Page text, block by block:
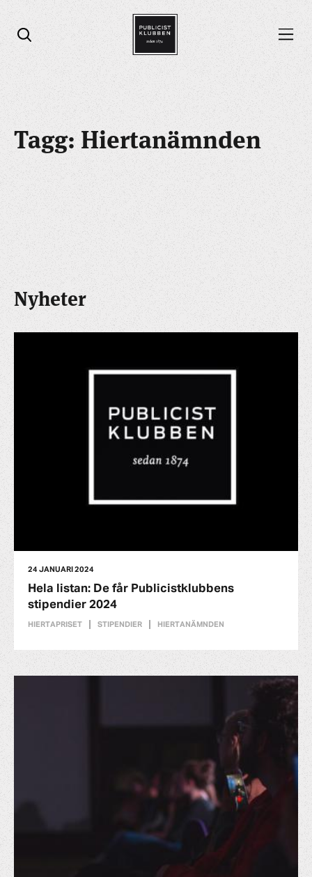
Öppna sök
Öppna menyn
Tagg: Hiertanämnden
Nyheter
24 JANUARI 2024
Hela listan: De får Publicistklubbens
stipendier 2024
HIERTAPRISET STIPENDIER HIERTANÄMNDEN